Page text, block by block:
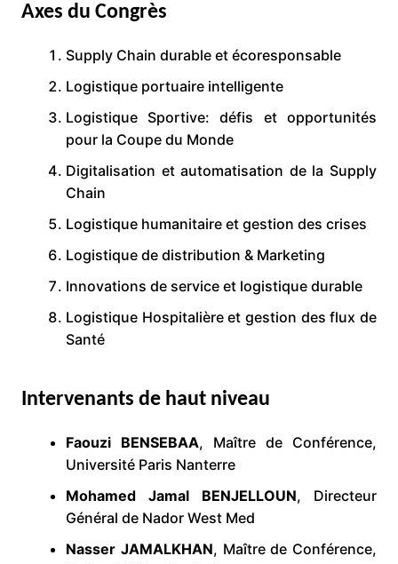
Axes du Congrès
Supply Chain durable et écoresponsable
Logistique portuaire intelligente
Logistique Sportive: défis et opportunités
pour la Coupe du Monde
Digitalisation et automatisation de la Supply
Chain
Logistique humanitaire et gestion des crises
Logistique de distribution & Marketing
Innovations de service et logistique durable
Logistique Hospitalière et gestion des flux de
Santé
Intervenants de haut niveau
Faouzi BENSEBAA, Maître de Conférence,
Université Paris Nanterre
Mohamed Jamal BENJELLOUN, Directeur
Général de Nador West Med
Nasser JAMALKHAN, Maître de Conférence,